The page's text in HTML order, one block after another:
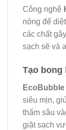
Công nghệ
nóng để
các chất
sạch sẽ và
Tạo bong
EcoBubble
siêu mịn,
thấm sâu
giặt sạch